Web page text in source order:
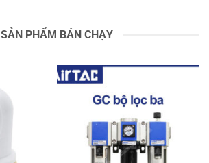
SẢN PHẨM BÁN CHẠY